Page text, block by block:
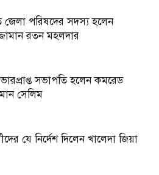
জেলা পরিষদের সদস্য হলেন
রতন মহলদার
সভাপতি হলেন কমরেড
সেলিম
যে নির্দেশ দিলেন খালেদা জিয়া